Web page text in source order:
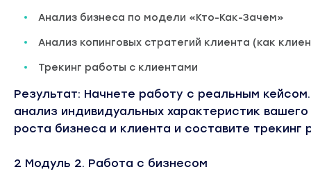
Анализ бизнеса по модели «Кто-Как-Зачем»
Анализ копинговых стратегий клиента (как
Трекинг работы с клиентами
Результат: Начнете работу с реальным
анализ индивидуальных характеристик
роста бизнеса и клиента и составите
2 Модуль 2. Работа с бизнесом